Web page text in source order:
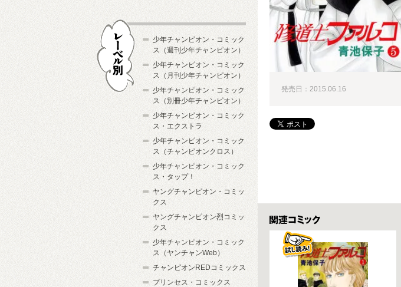
発売日：2015.06.16
関連コミックス
少年チャンピオン・コミック
ス（週刊少年チャンピオン）
少年チャンピオン・コミック
ス（月刊少年チャンピオン）
少年チャンピオン・コミック
ス（別冊少年チャンピオン）
少年チャンピオン・コミック
ス・エクストラ
少年チャンピオン・コミック
ス（チャンピオンクロス）
少年チャンピオン・コミック
ス・タップ！
ヤングチャンピオン・コミッ
クス
ヤングチャンピオン烈コミッ
クス
少年チャンピオン・コミック
ス（ヤンチャンWeb）
チャンピオンREDコミックス
プリンセス・コミックス